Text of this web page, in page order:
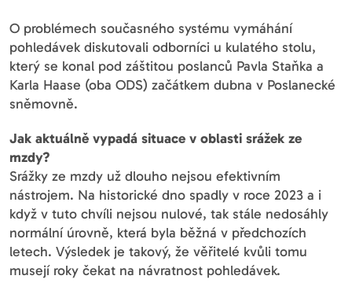
O problémech současného systému vymáhání
pohledávek diskutovali odborníci u kulatého stolu,
který se konal pod záštitou poslanců Pavla Staňka a
Karla Haase (oba ODS) začátkem dubna v Poslanecké
sněmovně.
Jak aktuálně vypadá situace v oblasti srážek ze
mzdy?
Srážky ze mzdy už dlouho nejsou efektivním
nástrojem. Na historické dno spadly v roce 2023 a i
když v tuto chvíli nejsou nulové, tak stále nedosáhly
normální úrovně, která byla běžná v předchozích
letech. Výsledek je takový, že věřitelé kvůli tomu
musejí roky čekat na návratnost pohledávek.